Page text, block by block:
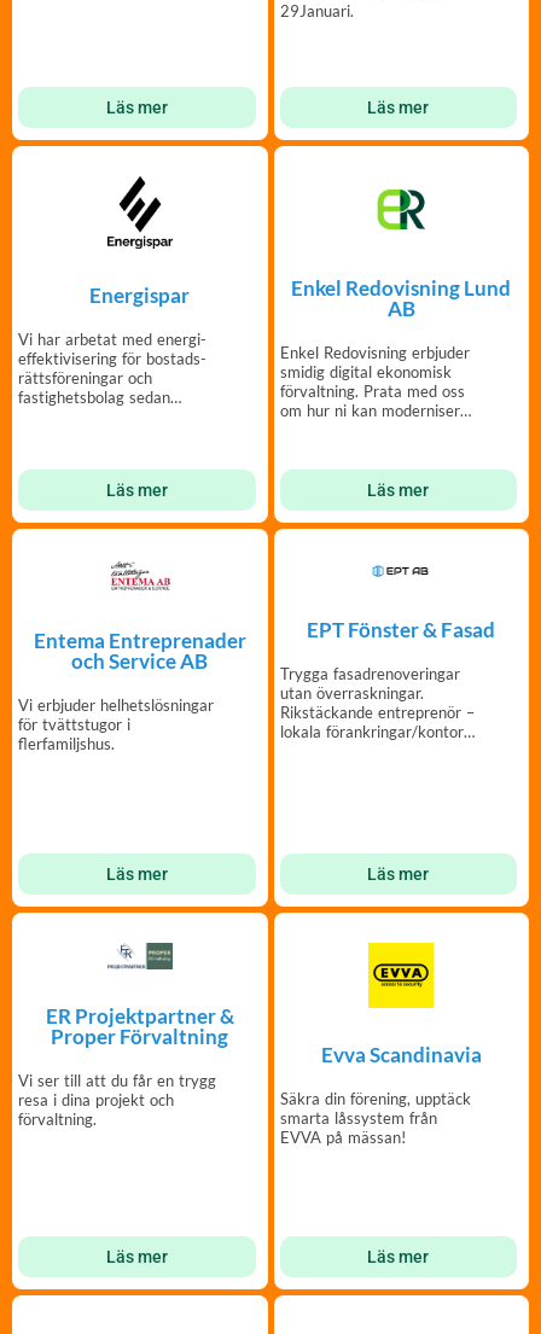
Läs mer
29Januari.
Läs mer
Energispar
Vi har arbetat med energi­
effektivisering för bostads­
rätts­föreningar och
fastighets­bolag sedan
Läs mer
Enkel Redovisning Lund
AB
Enkel Redovisning erbjuder
smidig digital ekonomisk
förvaltning. Prata med oss
om hur ni kan modernisera
Läs mer
Entema Entreprenader
och Service AB
Vi erbjuder helhetslösningar
för tvättstugor i
flerfamiljshus.
Läs mer
EPT Fönster & Fasad
Trygga fasadrenoveringar
utan överraskningar.
Rikstäckande entreprenör –
lokala förankringar/kontor
Läs mer
ER Projektpartner &
Proper Förvaltning
Vi ser till att du får en trygg
resa i dina projekt och
förvaltning.
Läs mer
Evva Scandinavia
Säkra din förening, upptäck
smarta låssystem från
EVVA på mässan!
Läs mer